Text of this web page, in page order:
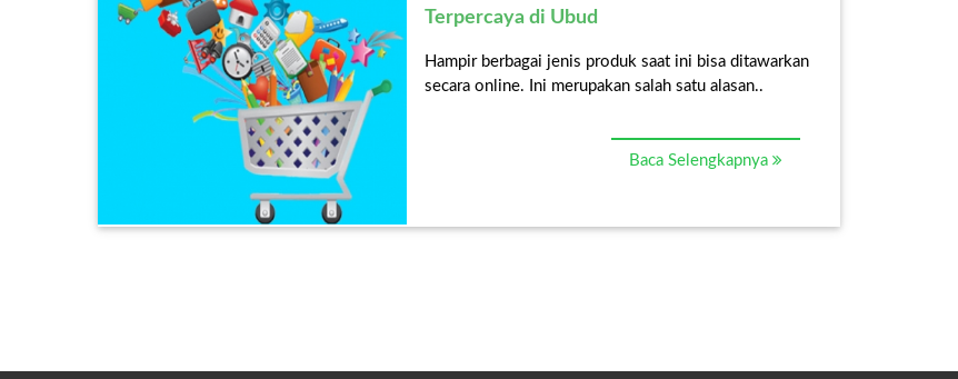
Terpercaya di Ubud
Hampir berbagai jenis produk saat ini bisa ditawarkan
secara online. Ini merupakan salah satu alasan..
Baca Selengkapnya